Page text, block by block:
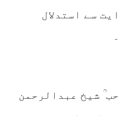
سے استدلال
شیخ عبدالرحمن